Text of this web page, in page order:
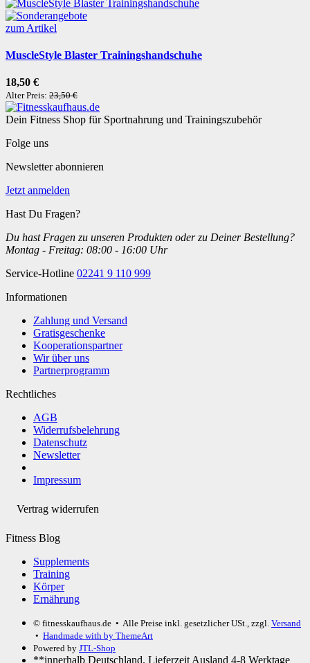
zum Artikel
MuscleStyle Blaster Trainingshandschuhe
18,50 €
Alter Preis: 23,50 €
Dein Fitness Shop für Sportnahrung und Trainingszubehör
Folge uns
Newsletter abonnieren
Jetzt anmelden
Hast Du Fragen?
Du hast Fragen zu unseren Produkten oder zu Deiner Bestellung?
Montag - Freitag: 08:00 - 16:00 Uhr
Service-Hotline 02241 9 110 999
Informationen
Zahlung und Versand
Gratisgeschenke
Kooperationspartner
Wir über uns
Partnerprogramm
Rechtliches
AGB
Widerrufsbelehrung
Datenschutz
Newsletter
Impressum
Vertrag widerrufen
Fitness Blog
Supplements
Training
Körper
Ernährung
© fitnesskaufhaus.de • Alle Preise inkl. gesetzlicher USt., zzgl. Versand
• Handmade with by ThemeArt
Powered by JTL-Shop
**innerhalb Deutschland. Lieferzeit Ausland 4-8 Werktage